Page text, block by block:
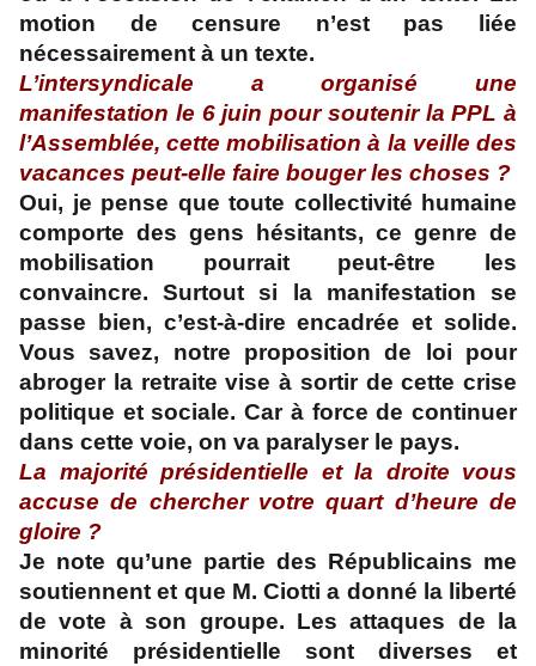
motion de censure n’est pas liée
nécessairement à un texte.
L’intersyndicale a organisé une
manifestation le 6 juin pour soutenir la PPL à
l’Assemblée, cette mobilisation à la veille des
vacances peut-elle faire bouger les choses ?
Oui, je pense que toute collectivité humaine
comporte des gens hésitants, ce genre de
mobilisation pourrait peut-être les
convaincre. Surtout si la manifestation se
passe bien, c’est-à-dire encadrée et solide.
Vous savez, notre proposition de loi pour
abroger la retraite vise à sortir de cette crise
politique et sociale. Car à force de continuer
dans cette voie, on va paralyser le pays.
La majorité présidentielle et la droite vous
accuse de chercher votre quart d’heure de
gloire ?
Je note qu’une partie des Républicains me
soutiennent et que M. Ciotti a donné la liberté
de vote à son groupe. Les attaques de la
minorité présidentielle sont diverses et